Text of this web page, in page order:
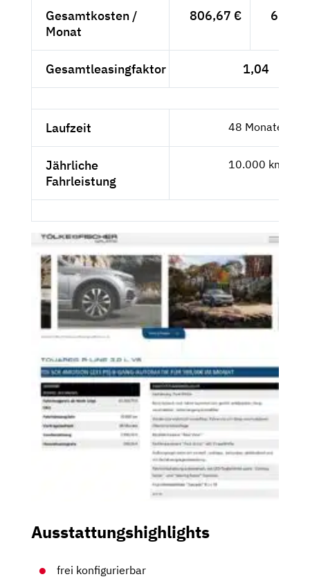
Gesamtkosten /
Monat
806,67 €
Gesamtleasingfaktor 1,04
Laufzeit 48 Monate
Jährliche
Fahrleistung
10.000 km
Ausstattungshighlights
frei konfigurierbar